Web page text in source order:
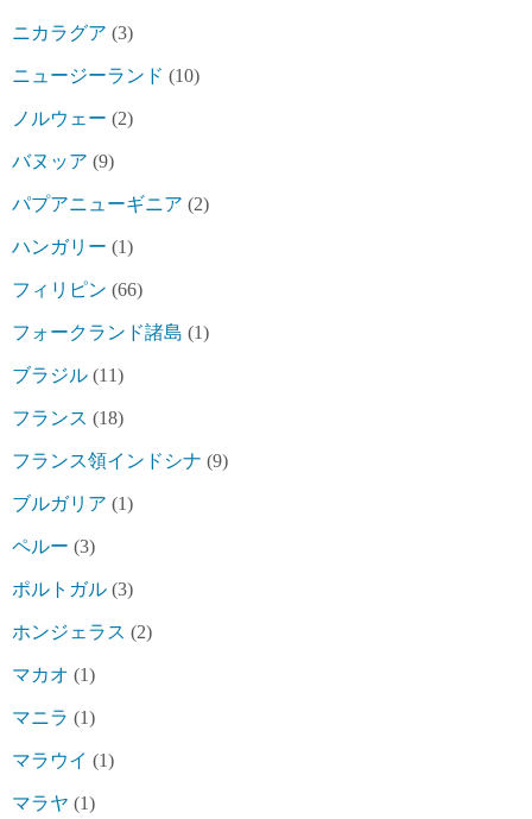
ニカラグア (3)
ニュージーランド (10)
ノルウェー (2)
バヌッア (9)
パプアニューギニア (2)
ハンガリー (1)
フィリピン (66)
フォークランド諸島 (1)
ブラジル (11)
フランス (18)
フランス領インドシナ (9)
ブルガリア (1)
ペルー (3)
ポルトガル (3)
ホンジェラス (2)
マカオ (1)
マニラ (1)
マラウイ (1)
マラヤ (1)